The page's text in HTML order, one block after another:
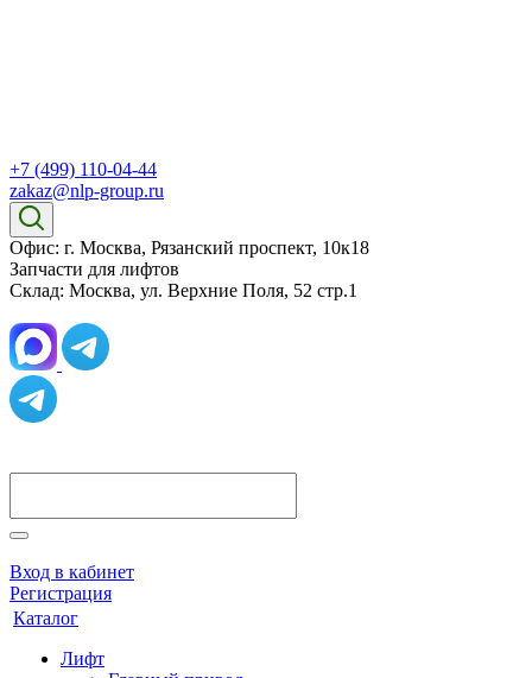
+7 (499) 110-04-44
zakaz@nlp-group.ru
Офис: г. Москва, Рязанский проспект, 10к18
Запчасти для лифтов
Склад: Москва, ул. Верхние Поля, 52 стр.1
Вход в кабинет
Регистрация
Каталог
Лифт